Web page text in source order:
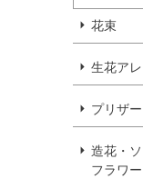
花束
生花ア
プリザ
造花・
フラワー